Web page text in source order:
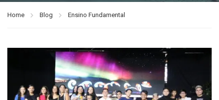
Home Blog Ensino Fundamental